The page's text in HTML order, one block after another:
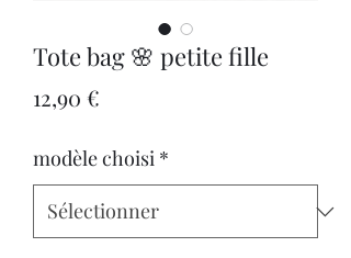
Tote bag 🌸 petite fille
12,90 €
modèle choisi *